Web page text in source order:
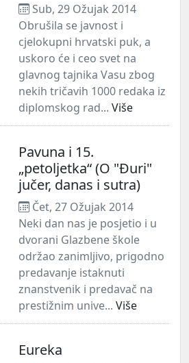
Sub, 29 Ožujak 2014
Obrušila se javnost i
cjelokupni hrvatski puk, a
uskoro će i ceo svet na
glavnog tajnika Vasu zbog
nekih tričavih 1000 redaka iz
diplomskog rad... Više
Pavuna i 15.
„petoljetka“ (O "Đuri"
jučer, danas i sutra)
Čet, 27 Ožujak 2014
Neki dan nas je posjetio i u
dvorani Glazbene škole
održao zanimljivo, prigodno
predavanje istaknuti
znanstvenik i predavač na
prestižnim unive... Više
Eureka